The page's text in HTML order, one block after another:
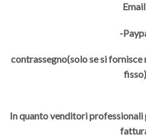
-
contrassegno(solo se si
fisso)
In quanto venditori